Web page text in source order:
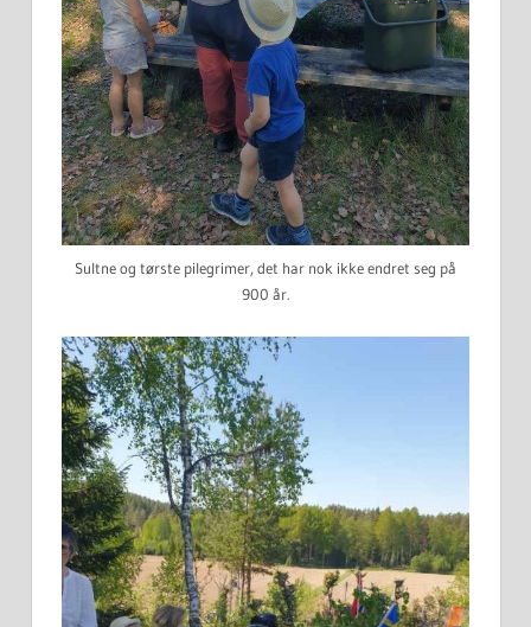
Sultne og tørste pilegrimer, det har nok ikke endret seg på
900 år.